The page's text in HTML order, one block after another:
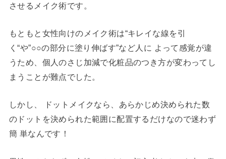
させるメイク術です。
もともと女性向けのメイク術は“キレイな線を引
く“や”○○の部分に塗り伸ばす”など人に よって感覚が違
うため、個人のさじ加減で化粧品のつき方が変わってし
まうことが難点でした。
しかし、 ドットメイクなら、あらかじめ決められた数
のドットを決められた範囲に配置するだけなので迷わず
簡 単なんです！